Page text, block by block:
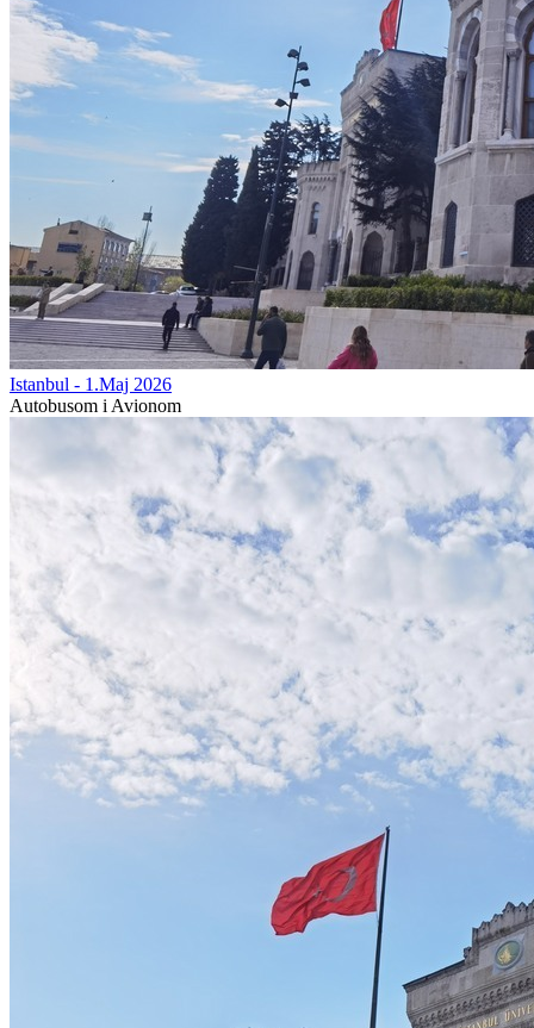
Istanbul - 1.Maj 2026
Autobusom i Avionom